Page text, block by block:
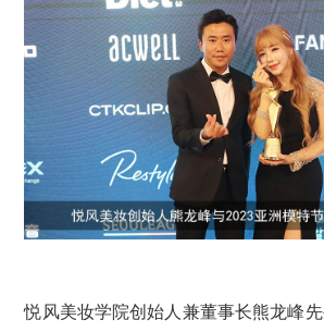
悦风美妆学院创始人兼董事长熊龙峰